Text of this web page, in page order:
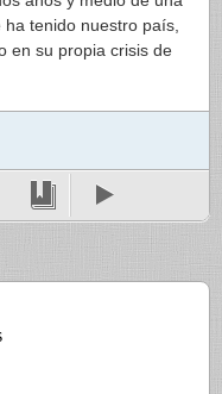
tenido nuestro país,
en su propia crisis de